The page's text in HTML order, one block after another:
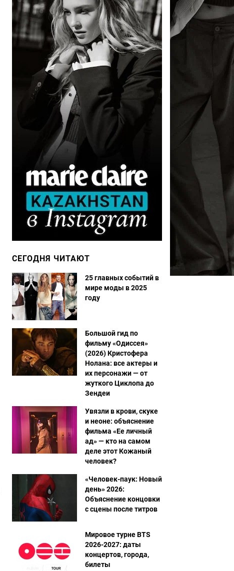
СЕГОДНЯ ЧИТАЮТ
25 главных событий в
мире моды в 2025
году
Большой гид по
фильму «Одиссея»
(2026) Кристофера
Нолана: все актеры и
их персонажи — от
жуткого Циклопа до
Зендеи
Увязли в крови, скуке
и неоне: объяснение
фильма «Ее личный
ад» — кто на самом
деле этот Кожаный
человек?
«Человек-паук: Новый
день» 2026:
Объяснение концовки
с сцены после титров
Мировое турне BTS
2026-2027: даты
концертов, города,
билеты